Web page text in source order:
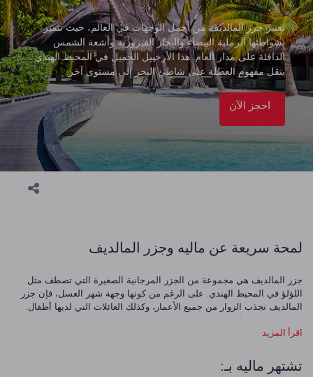
تعتبر جزر المالديف من أجمل الوجهات في العالم، حيث تتميز
بشواطئها الرملية البيضاء والبحار الفيروزية وأشعة الشمس
الدافئة على مدار العام. هذا الأرخبيل الجميل في المحيط الهندي
ينقل مفهوم العطلة على شاطئ البحر إلى مستوى آخر.
احجز الآن
لمحة سريعة عن ماليه وجزر المالديف
جزر المالديف هي مجموعة من الجزر المرجانية الصغيرة التي تصطف مثل
اللؤلؤ في المحيط الهندي. على الرغم من كونها وجهة شهر العسل، فإن جزر
المالديف تجذب الزوار من جميع الأعمار، وكذلك العائلات التي لديها أطفال.
وسط الحياة البحرية الرائعة والشعاب المرجانية.
الاستوائية أو مجرد السباحة ببساطة في المياه الرائعة ... خلال ذلك، يمكنك
اقرأ المزيد
تشتهر ماليه بـ: